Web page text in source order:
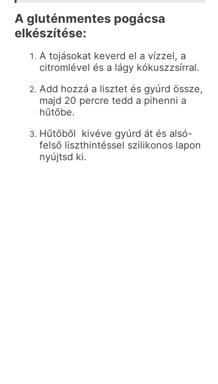
A gluténmentes pogácsa
elkészítése:
A tojásokat keverd el a vízzel, a
citromlével és a lágy kókuszzsírral.
Add hozzá a lisztet és gyúrd össze,
majd 20 percre tedd a pihenni a
hűtőbe.
Hűtőből kivéve gyúrd át és alsó-
felső liszthintéssel szilikonos lapon
nyújtsd ki.